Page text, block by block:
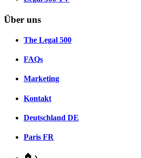
Über uns
The Legal 500
FAQs
Marketing
Kontakt
Deutschland DE
Paris FR